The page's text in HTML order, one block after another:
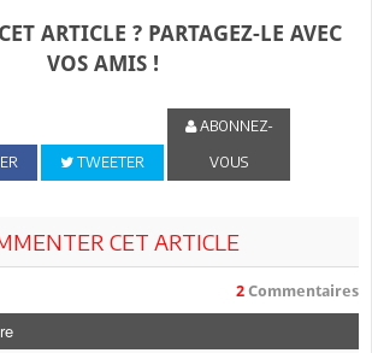
ARTICLE ? PARTAGEZ-LE AVEC
VOS AMIS !
TWEETER
ABONNEZ-
VOUS
CET ARTICLE
2 Commentaires